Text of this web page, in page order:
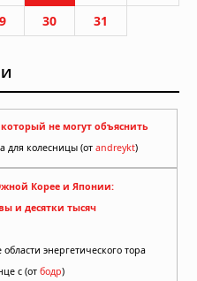
30 31
не могут объяснить
для колесницы (от andreykt)
Корее и Японии:
и десятки тысяч
энергетического тора
с (от бодр)